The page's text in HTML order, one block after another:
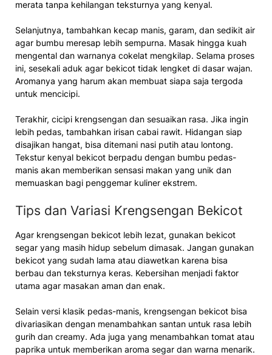
merata tanpa kehilangan teksturnya yang kenyal.
Selanjutnya, tambahkan kecap manis, garam, dan sedikit air
agar bumbu meresap lebih sempurna. Masak hingga kuah
mengental dan warnanya cokelat mengkilap. Selama proses
ini, sesekali aduk agar bekicot tidak lengket di dasar wajan.
Aromanya yang harum akan membuat siapa saja tergoda
untuk mencicipi.
Terakhir, cicipi krengsengan dan sesuaikan rasa. Jika ingin
lebih pedas, tambahkan irisan cabai rawit. Hidangan siap
disajikan hangat, bisa ditemani nasi putih atau lontong.
Tekstur kenyal bekicot berpadu dengan bumbu pedas-
manis akan memberikan sensasi makan yang unik dan
memuaskan bagi penggemar kuliner ekstrem.
Tips dan Variasi Krengsengan Bekicot
Agar krengsengan bekicot lebih lezat, gunakan bekicot
segar yang masih hidup sebelum dimasak. Jangan gunakan
bekicot yang sudah lama atau diawetkan karena bisa
berbau dan teksturnya keras. Kebersihan menjadi faktor
utama agar masakan aman dan enak.
Selain versi klasik pedas-manis, krengsengan bekicot bisa
divariasikan dengan menambahkan santan untuk rasa lebih
gurih dan creamy. Ada juga yang menambahkan tomat atau
paprika untuk memberikan aroma segar dan warna menarik.